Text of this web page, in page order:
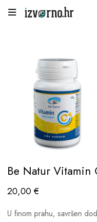
Be Natur Vitamin
20,00€
U finom prahu, savršen